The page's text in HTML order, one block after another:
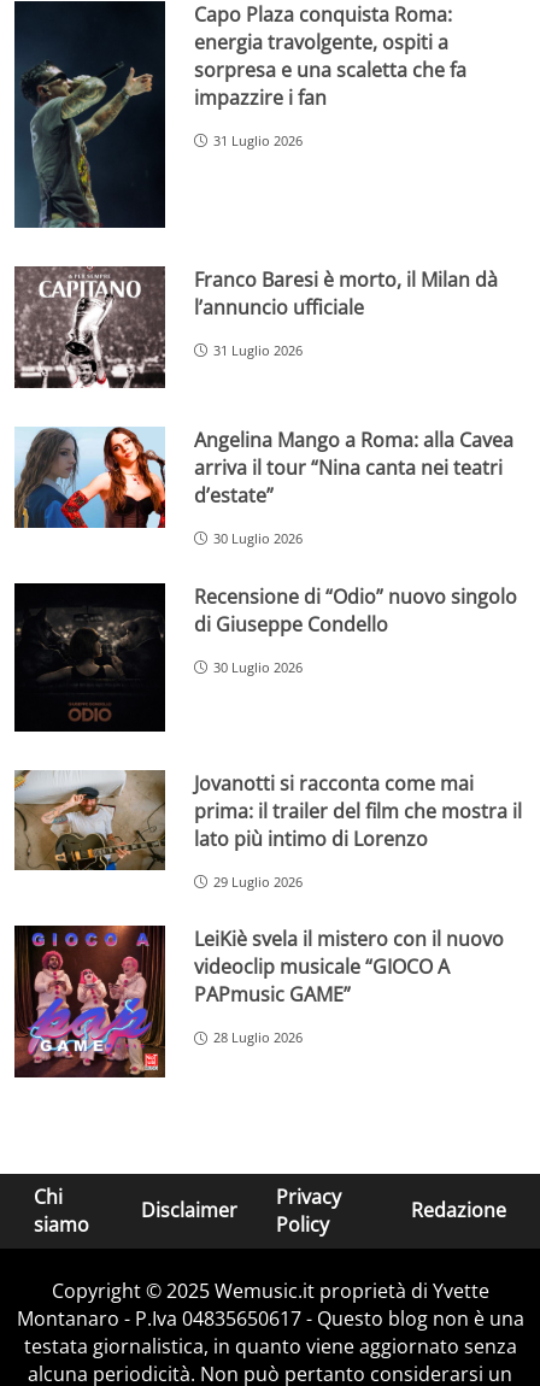
Capo Plaza conquista Roma:
energia travolgente, ospiti a
sorpresa e una scaletta che fa
impazzire i fan
31 Luglio 2026
Franco Baresi è morto, il Milan dà
l’annuncio ufficiale
31 Luglio 2026
Angelina Mango a Roma: alla Cavea
arriva il tour “Nina canta nei teatri
d’estate”
30 Luglio 2026
Recensione di “Odio” nuovo singolo
di Giuseppe Condello
30 Luglio 2026
Jovanotti si racconta come mai
prima: il trailer del film che mostra il
lato più intimo di Lorenzo
29 Luglio 2026
LeiKiè svela il mistero con il nuovo
videoclip musicale “GIOCO A
PAPmusic GAME”
28 Luglio 2026
Chi
siamo
Disclaimer
Privacy
Policy
Redazione
Copyright © 2025 Wemusic.it proprietà di Yvette
Montanaro - P.Iva 04835650617 - Questo blog non è una
testata giornalistica, in quanto viene aggiornato senza
alcuna periodicità. Non può pertanto considerarsi un